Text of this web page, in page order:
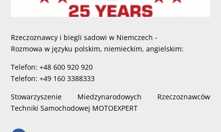
Rzeczoznawcy i biegli sadowi w Niemczech -
Rozmowa w języku polskim, niemieckim, angielskim:
Telefon: +48 600 920 920
Telefon: +49 160 3388333
Stowarzyszenie Miedzynarodowych Rzeczoznawców
Techniki Samochodowej MOTOEXPERT